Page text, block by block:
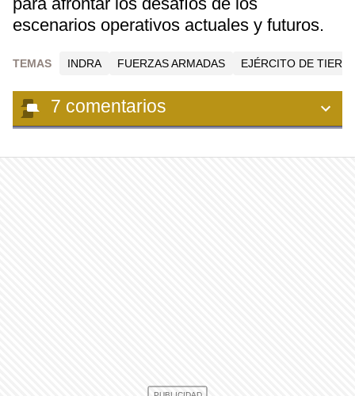
escenarios operativos actuales y futuros.
TEMAS INDRA FUERZAS ARMADAS EJÉRCITO DE
7 comentarios